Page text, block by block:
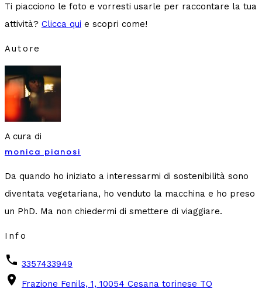
Ti piacciono le foto e vorresti usarle per raccontare la tua
attività? Clicca qui e scopri come!
Autore
A cura di
monica pianosi
Da quando ho iniziato a interessarmi di sostenibilità sono
diventata vegetariana, ho venduto la macchina e ho preso
un PhD. Ma non chiedermi di smettere di viaggiare.
Info
phone 3357433949
place Frazione Fenils, 1, 10054 Cesana torinese TO